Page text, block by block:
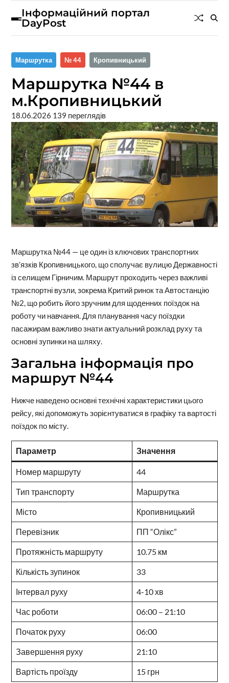
Інформаційний портал
DayPost
Маршрутка № 44 Кропивницький
Маршрутка №44 в
м.Кропивницький
18.06.2026 139 переглядів
Маршрутка №44 — це один із ключових транспортних
зв’язків Кропивницького, що сполучає вулицю Державності
із селищем Гірничим. Маршрут проходить через важливі
транспортні вузли, зокрема Критий ринок та Автостанцію
№2, що робить його зручним для щоденних поїздок на
роботу чи навчання. Для планування часу поїздки
пасажирам важливо знати актуальний розклад руху та
основні зупинки на шляху.
Загальна інформація про
маршрут №44
Нижче наведено основні технічні характеристики цього
рейсу, які допоможуть зорієнтуватися в графіку та вартості
поїздок по місту.
Параметр Значення
Номер маршруту 44
Тип транспорту Маршрутка
Місто Кропивницький
Перевізник ПП “Олікс”
Протяжність маршруту 10.75 км
Кількість зупинок 33
Інтервал руху 4-10 хв
Час роботи 06:00 – 21:10
Початок руху 06:00
Завершення руху 21:10
Вартість проїзду 15 грн